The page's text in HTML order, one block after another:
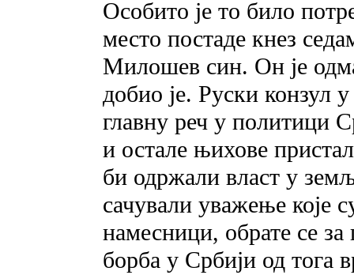
Особито је то било
место постаде кнез
Милошев син. Он је
добио је. Руски конзул
главну реч у политици
и остале њихове
би одржали власт у
сачували уважење које
намесници, обрате се
борба у Србији од тога